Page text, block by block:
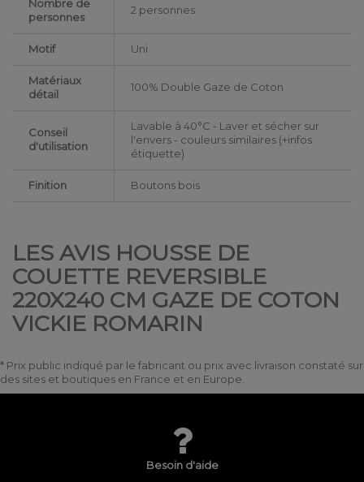
Nombre de
personnes
2 personnes
Motif Uni
Matériaux
détail
100% Double Gaze de Coton
Conseil
d'utilisation
Lavable à 40°C - Laver et sécher sur
l'envers - couleurs similaires (+infos
étiquette)
Finition Boutons bois
LES AVIS HOUSSE DE
COUETTE REVERSIBLE
220X240 CM GAZE DE COTON
VICKIE ROMARIN
* Prix public indiqué par le fabricant ou prix avec livraison constaté sur
des sites et boutiques en France et en Europe.
Besoin d'aide